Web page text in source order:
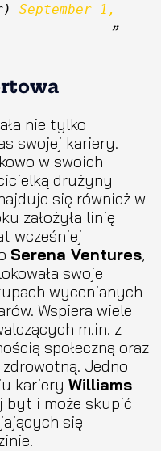
September 1,
nie tylko
swojej kariery.
w swoich
drużyny
się również w
założyła linię
wcześniej
Serena Ventures,
swoje
wycenianych
Wspiera wiele
m.in. z
społeczną oraz
Jedno
kariery Williams
byt i może skupić
się